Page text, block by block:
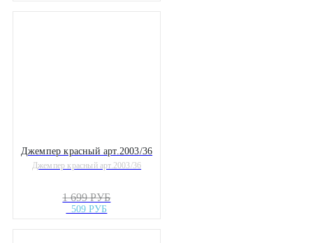
Джемпер красный арт.2003/36
Джемпер красный арт.2003/36
1 699 РУБ
509 РУБ